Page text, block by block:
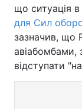
що ситуація в
для Сил
зазначив, що
авіабомбами,
відступати